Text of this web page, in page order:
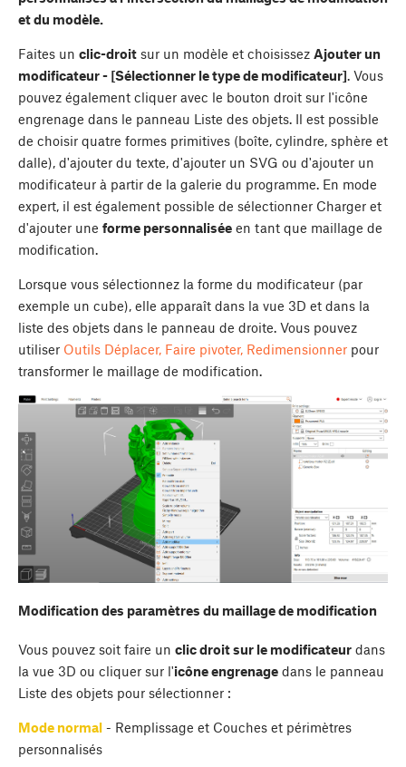
et du modèle.
Faites un clic-droit sur un modèle et choisissez Ajouter un
modificateur - [Sélectionner le type de modificateur]. Vous
pouvez également cliquer avec le bouton droit sur l'icône
engrenage dans le panneau Liste des objets. Il est possible
de choisir quatre formes primitives (boîte, cylindre, sphère et
dalle), d'ajouter du texte, d'ajouter un SVG ou d'ajouter un
modificateur à partir de la galerie du programme. En mode
expert, il est également possible de sélectionner Charger et
d'ajouter une forme personnalisée en tant que maillage de
modification.
Lorsque vous sélectionnez la forme du modificateur (par
exemple un cube), elle apparaît dans la vue 3D et dans la
liste des objets dans le panneau de droite. Vous pouvez
utiliser Outils Déplacer, Faire pivoter, Redimensionner pour
transformer le maillage de modification.
Modification des paramètres du maillage de modification
Vous pouvez soit faire un clic droit sur le modificateur dans
la vue 3D ou cliquer sur l'icône engrenage dans le panneau
Liste des objets pour sélectionner :
Mode normal - Remplissage et Couches et périmètres
personnalisés